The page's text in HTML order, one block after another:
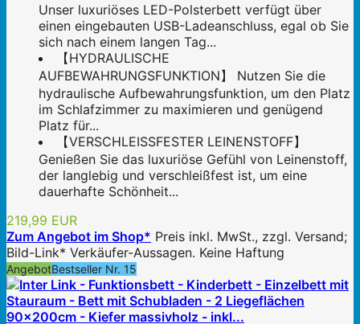
Unser luxuriöses LED-Polsterbett verfügt über
einen eingebauten USB-Ladeanschluss, egal ob Sie
sich nach einem langen Tag...
【HYDRAULISCHE
AUFBEWAHRUNGSFUNKTION】 Nutzen Sie die
hydraulische Aufbewahrungsfunktion, um den Platz
im Schlafzimmer zu maximieren und genügend
Platz für...
【VERSCHLEISSFESTER LEINENSTOFF】
Genießen Sie das luxuriöse Gefühl von Leinenstoff,
der langlebig und verschleißfest ist, um eine
dauerhafte Schönheit...
219,99 EUR
Zum Angebot im Shop* Preis inkl. MwSt., zzgl. Versand;
Bild-Link* Verkäufer-Aussagen. Keine Haftung
AngebotBestseller Nr. 15